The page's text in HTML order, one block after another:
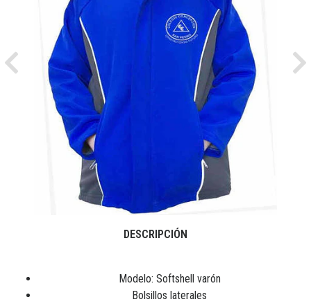
Previous
DESCRIPCIÓN
Modelo: Softshell varón
Bolsillos laterales